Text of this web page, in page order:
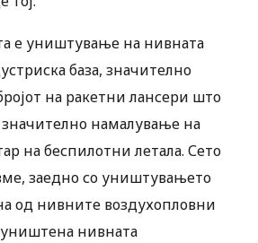
е уништување на нивната
база, значително
на ракетни лансери што
намалување на
на беспилотни летала. Сето
заедно со уништувањето
од нивните воздухопловни
нивната